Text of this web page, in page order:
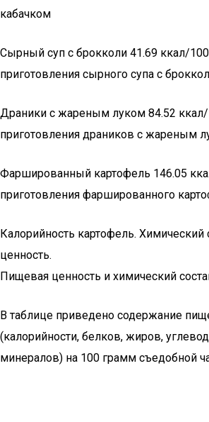
кабачком
Сырный суп с брокколи 41.69 ккал/
приготовления сырного супа с
Драники с жареным луком 84.52 ккал/
приготовления драников с жареным
Фаршированный картофель 146.05
приготовления фаршированного
Калорийность картофель. Химический
ценность.
Пищевая ценность и химический
В таблице приведено содержание
(калорийности, белков, жиров,
минералов) на 100 грамм съедобной